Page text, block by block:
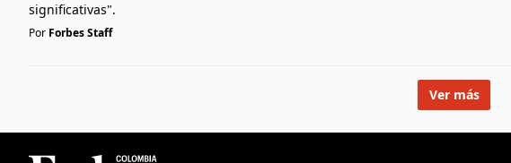
significativas".
Por Forbes Staff
Ver más